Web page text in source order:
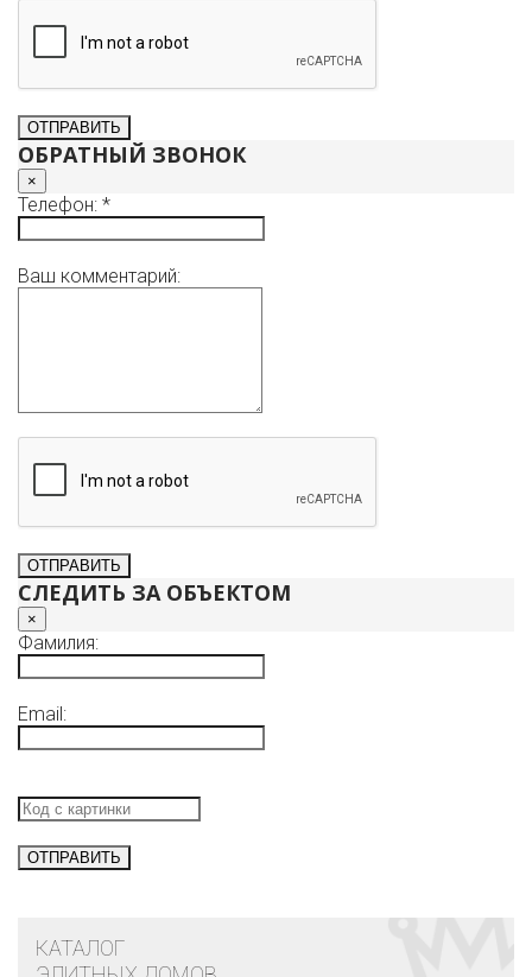
ОБРАТНЫЙ ЗВОНОК
×
Телефон: *
Ваш комментарий:
СЛЕДИТЬ ЗА ОБЪЕКТОМ
×
Фамилия:
Email:
КАТАЛОГ